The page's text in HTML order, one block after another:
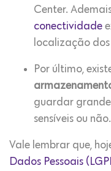
Center.
conectividade
localização
Por último,
guardar
sensíveis ou não.
Vale lembrar que,
Dados Pessoais